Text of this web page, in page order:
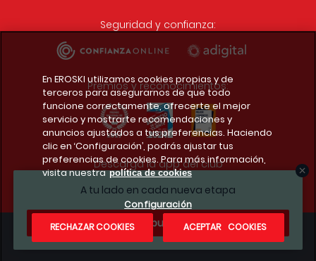
A tu lado en cada nueva etapa
¿Te apuntas?
Seguridad y confianza:
Premios y reconocimientos:
Descarga la app del club
Condiciones legales
En EROSKI utilizamos cookies propias y de
terceros para asegurarnos de que todo
funcione correctamente, ofrecerte el mejor
servicio y mostrarte recomendaciones y
anuncios ajustados a tus preferencias. Haciendo
clic en ‘Configuración’, podrás ajustar tus
preferencias de cookies. Para más información,
visita nuestra política de cookies
Configuración
RECHAZAR COOKIES
ACEPTAR COOKIES